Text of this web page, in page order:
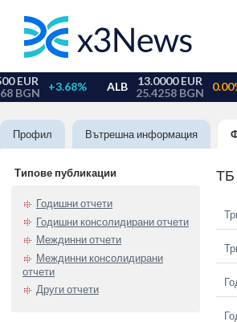
Профил Вътрешна информация
Типове публикации
Годишни отчети
Годишни консолидирани отчети
Междинни отчети
Междинни консолидирани
отчети
Други отчети
ТБ